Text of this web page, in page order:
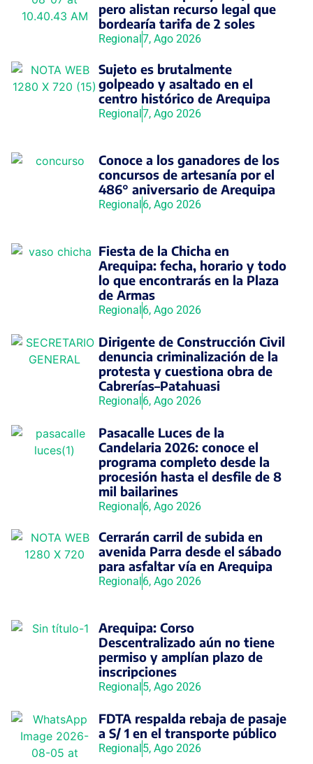
pero alistan recurso legal que
bordearía tarifa de 2 soles
Regional7, Ago 2026
Sujeto es brutalmente
golpeado y asaltado en el
centro histórico de Arequipa
Regional7, Ago 2026
Conoce a los ganadores de los
concursos de artesanía por el
486° aniversario de Arequipa
Regional6, Ago 2026
Fiesta de la Chicha en
Arequipa: fecha, horario y todo
lo que encontrarás en la Plaza
de Armas
Regional6, Ago 2026
Dirigente de Construcción Civil
denuncia criminalización de la
protesta y cuestiona obra de
Cabrerías–Patahuasi
Regional6, Ago 2026
Pasacalle Luces de la
Candelaria 2026: conoce el
programa completo desde la
procesión hasta el desfile de 8
mil bailarines
Regional6, Ago 2026
Cerrarán carril de subida en
avenida Parra desde el sábado
para asfaltar vía en Arequipa
Regional6, Ago 2026
Arequipa: Corso
Descentralizado aún no tiene
permiso y amplían plazo de
inscripciones
Regional5, Ago 2026
FDTA respalda rebaja de pasaje
a S/ 1 en el transporte público
Regional5, Ago 2026